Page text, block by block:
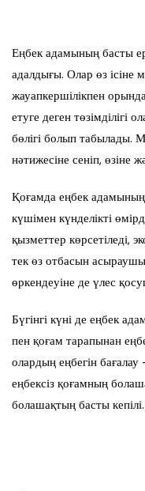
Еңбек адамының басты
адалдығы. Олар өз ісіне
жауапкершілікпен
етуге деген төзімділігі
бөлігі болып табылады.
нәтижесіне сеніп, өзіне
Қоғамда еңбек
күшімен күнделікті
қызметтер көрсетіледі,
тек өз отбасын
өркендеуіне де үлес
Бүгінгі күні де еңбек
пен қоғам тарапынан
олардың еңбегін бағалау
еңбексіз қоғамның
болашақтың басты кепілі.